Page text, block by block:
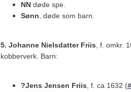
NN døde spe.
Sønn , døde som barn.
5. Johanne Nielsdatter Friis , f. omkr.
kobberverk. Barn:
?Jens Jensen Friis , f. ca 1632 (